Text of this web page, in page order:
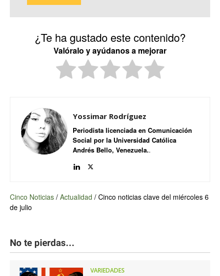
¿Te ha gustado este contenido?
Valóralo y ayúdanos a mejorar
Yossimar Rodríguez
Periodista licenciada en Comunicación
Social por la Universidad Católica
Andrés Bello, Venezuela..
Cinco Noticias / Actualidad / Cinco noticias clave del miércoles 6
de julio
No te pierdas...
VARIEDADES